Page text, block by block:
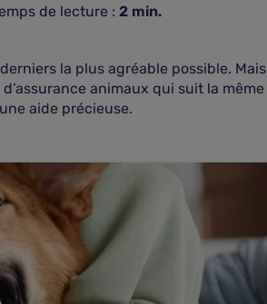
de lecture : 2min.
la plus agréable possible. Mais
animaux qui suit la même
aide précieuse.